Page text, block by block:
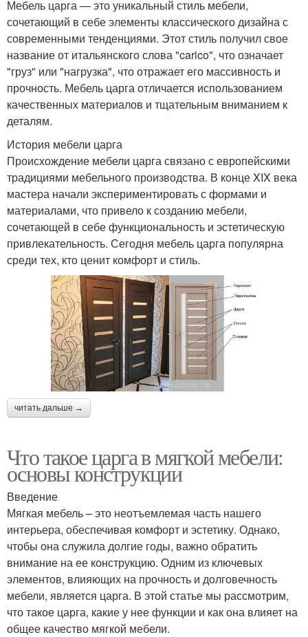
Мебель царга — это уникальный стиль мебели,
сочетающий в себе элементы классического дизайна с
современными тенденциями. Этот стиль получил свое
название от итальянского слова "carico", что означает
"груз" или "нагрузка", что отражает его массивность и
прочность. Мебель царга отличается использованием
качественных материалов и тщательным вниманием к
деталям.
История мебели царга
Происхождение мебели царга связано с европейскими
традициями мебельного производства. В конце XIX века
мастера начали экспериментировать с формами и
материалами, что привело к созданию мебели,
сочетающей в себе функциональность и эстетическую
привлекательность. Сегодня мебель царга популярна
среди тех, кто ценит комфорт и стиль.
читать дальше →
Что такое царга в мягкой мебели:
основы конструкции
Введение
Мягкая мебель – это неотъемлемая часть нашего
интерьера, обеспечивая комфорт и эстетику. Однако,
чтобы она служила долгие годы, важно обратить
внимание на ее конструкцию. Одним из ключевых
элементов, влияющих на прочность и долговечность
мебели, является царга. В этой статье мы рассмотрим,
что такое царга, какие у нее функции и как она влияет на
общее качество мягкой мебели.